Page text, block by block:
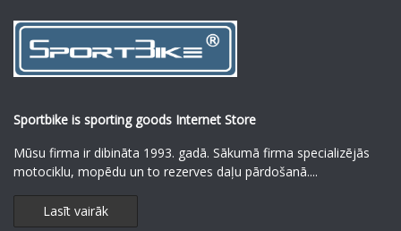
Sportbike is sporting goods Internet Store
Mūsu firma ir dibināta 1993. gadā. Sākumā firma specializējās
motociklu, mopēdu un to rezerves daļu pārdošanā....
Lasīt vairāk